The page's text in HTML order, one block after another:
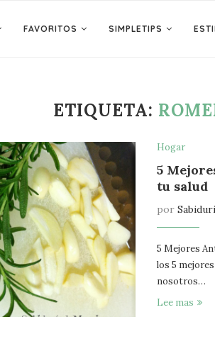
FAVORITOS SIMPLETIPS
ETIQUETA:
Hogar
5
tu salud
por
5 Mejores
los 5
nosotros…
Lee mas